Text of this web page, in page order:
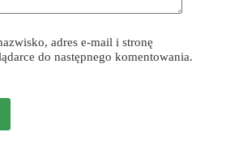
adres e-mail i stronę
do następnego komentowania.